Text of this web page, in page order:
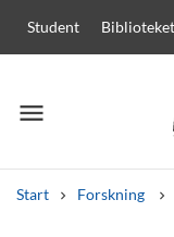
Student Biblioteket
menu
Meny
Start Forskning